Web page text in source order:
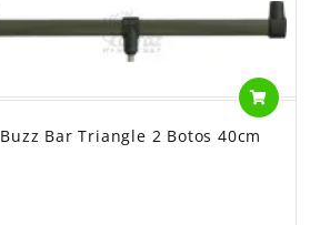
Buzz Bar Triangle 2 Botos 40cm